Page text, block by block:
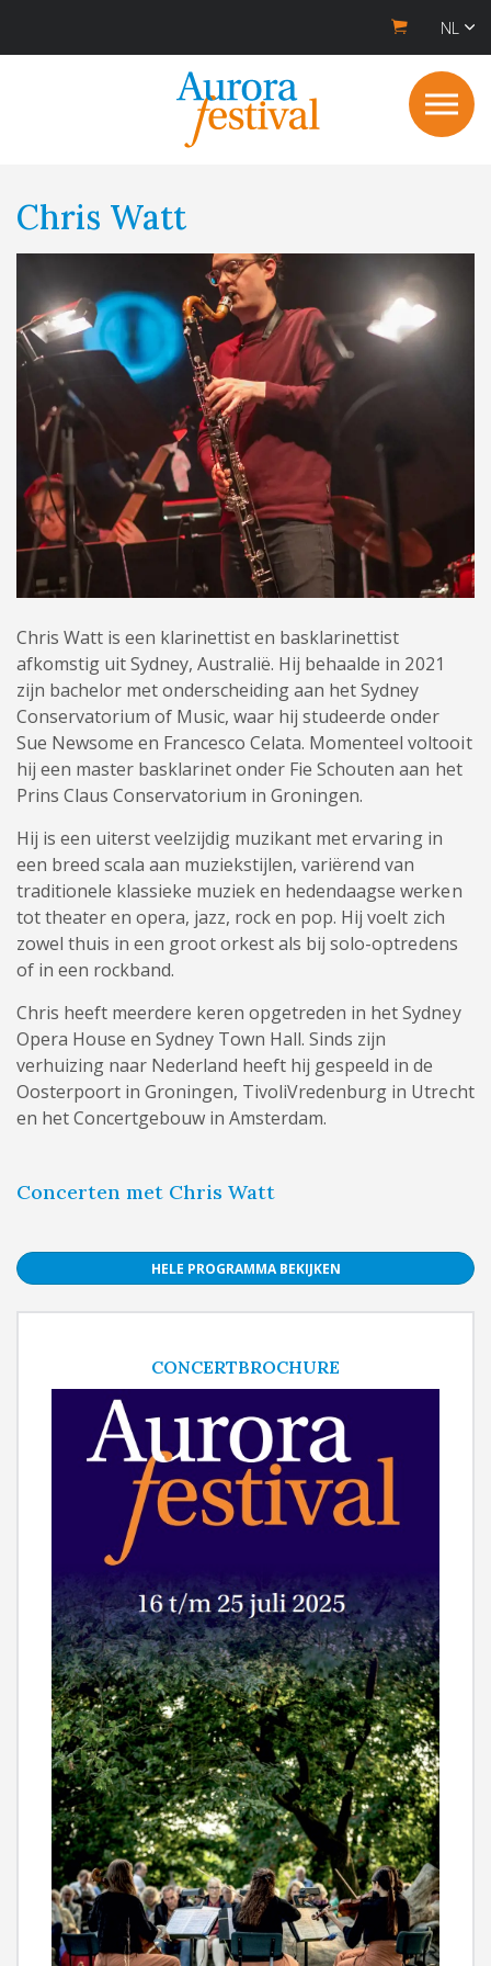
NL
Chris Watt
Chris Watt is een klarinettist en basklarinettist
afkomstig uit Sydney, Australië. Hij behaalde in 2021
zijn bachelor met onderscheiding aan het Sydney
Conservatorium of Music, waar hij studeerde onder
Sue Newsome en Francesco Celata. Momenteel voltooit
hij een master basklarinet onder Fie Schouten aan het
Prins Claus Conservatorium in Groningen.
Hij is een uiterst veelzijdig muzikant met ervaring in
een breed scala aan muziekstijlen, variërend van
traditionele klassieke muziek en hedendaagse werken
tot theater en opera, jazz, rock en pop. Hij voelt zich
zowel thuis in een groot orkest als bij solo-optredens
of in een rockband.
Chris heeft meerdere keren opgetreden in het Sydney
Opera House en Sydney Town Hall. Sinds zijn
verhuizing naar Nederland heeft hij gespeeld in de
Oosterpoort in Groningen, TivoliVredenburg in Utrecht
en het Concertgebouw in Amsterdam.
Concerten met Chris Watt
HELE PROGRAMMA BEKIJKEN
CONCERTBROCHURE